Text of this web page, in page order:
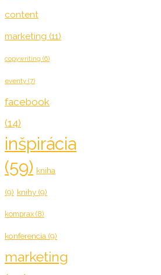
content
marketing (11)
copywriting (6)
eventy (7)
facebook
(14)
inšpirácia
(59) kniha
(9) knihy (9)
komprax (8)
konferencia (9)
marketing